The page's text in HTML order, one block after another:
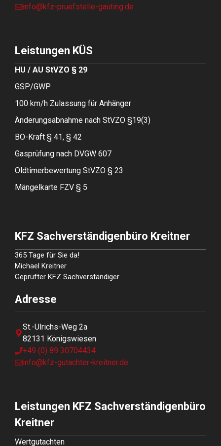
info@kfz-pruefstelle-gauting.de
Leistungen KÜS
HU / AU StVZO § 29
GSP/GWP
100 km/h Zulassung für Anhänger
Änderungsabnahme nach StVZO §19(3)
BO-Kraft § 41, § 42
Gasprüfung nach DVGW 607
Oldtimerbewertung StVZO § 23
Mängelkarte FZV § 5
KFZ Sachverständigenbüro Kreitner
365 Tage für Sie da!
Michael Kreitner
Geprüfter KFZ Sachverständiger
Adresse
St.-Ulrichs-Weg 2a
82131 Königswiesen
+49 (0) 89 30704434
info@kfz-gutachter-kreitner.de
Leistungen KFZ Sachverständigenbüro
Kreitner
Wertgutachten